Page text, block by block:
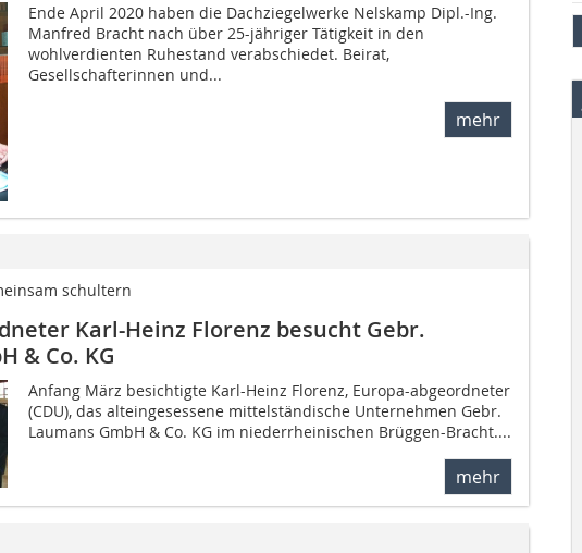
Ende April 2020 haben die Dachziegelwerke Nelskamp Dipl.-Ing.
Manfred Bracht nach über 25-jähriger Tätigkeit in den
wohlverdienten Ruhestand verabschiedet. Beirat,
Gesellschafterinnen und...
mehr
schultern
Karl-Heinz Florenz besucht Gebr.
& Co. KG
Anfang März besichtigte Karl-Heinz Florenz, Europa-abgeordneter
(CDU), das alteingesessene mittelständische Unternehmen Gebr.
Laumans GmbH & Co. KG im niederrheinischen Brüggen-Bracht....
mehr